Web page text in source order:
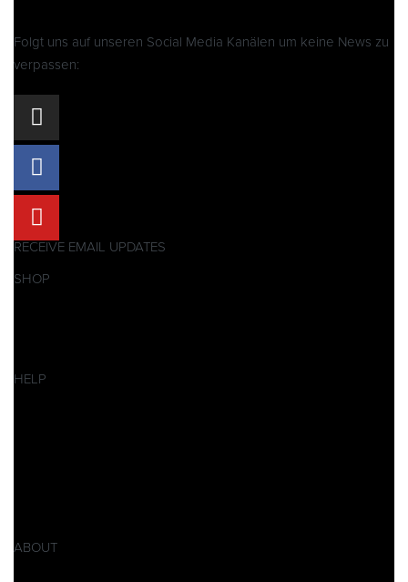
Folgt uns auf unseren Social Media Kanälen um keine News zu
verpassen:
RECEIVE EMAIL UPDATES
SHOP
HELP
ABOUT